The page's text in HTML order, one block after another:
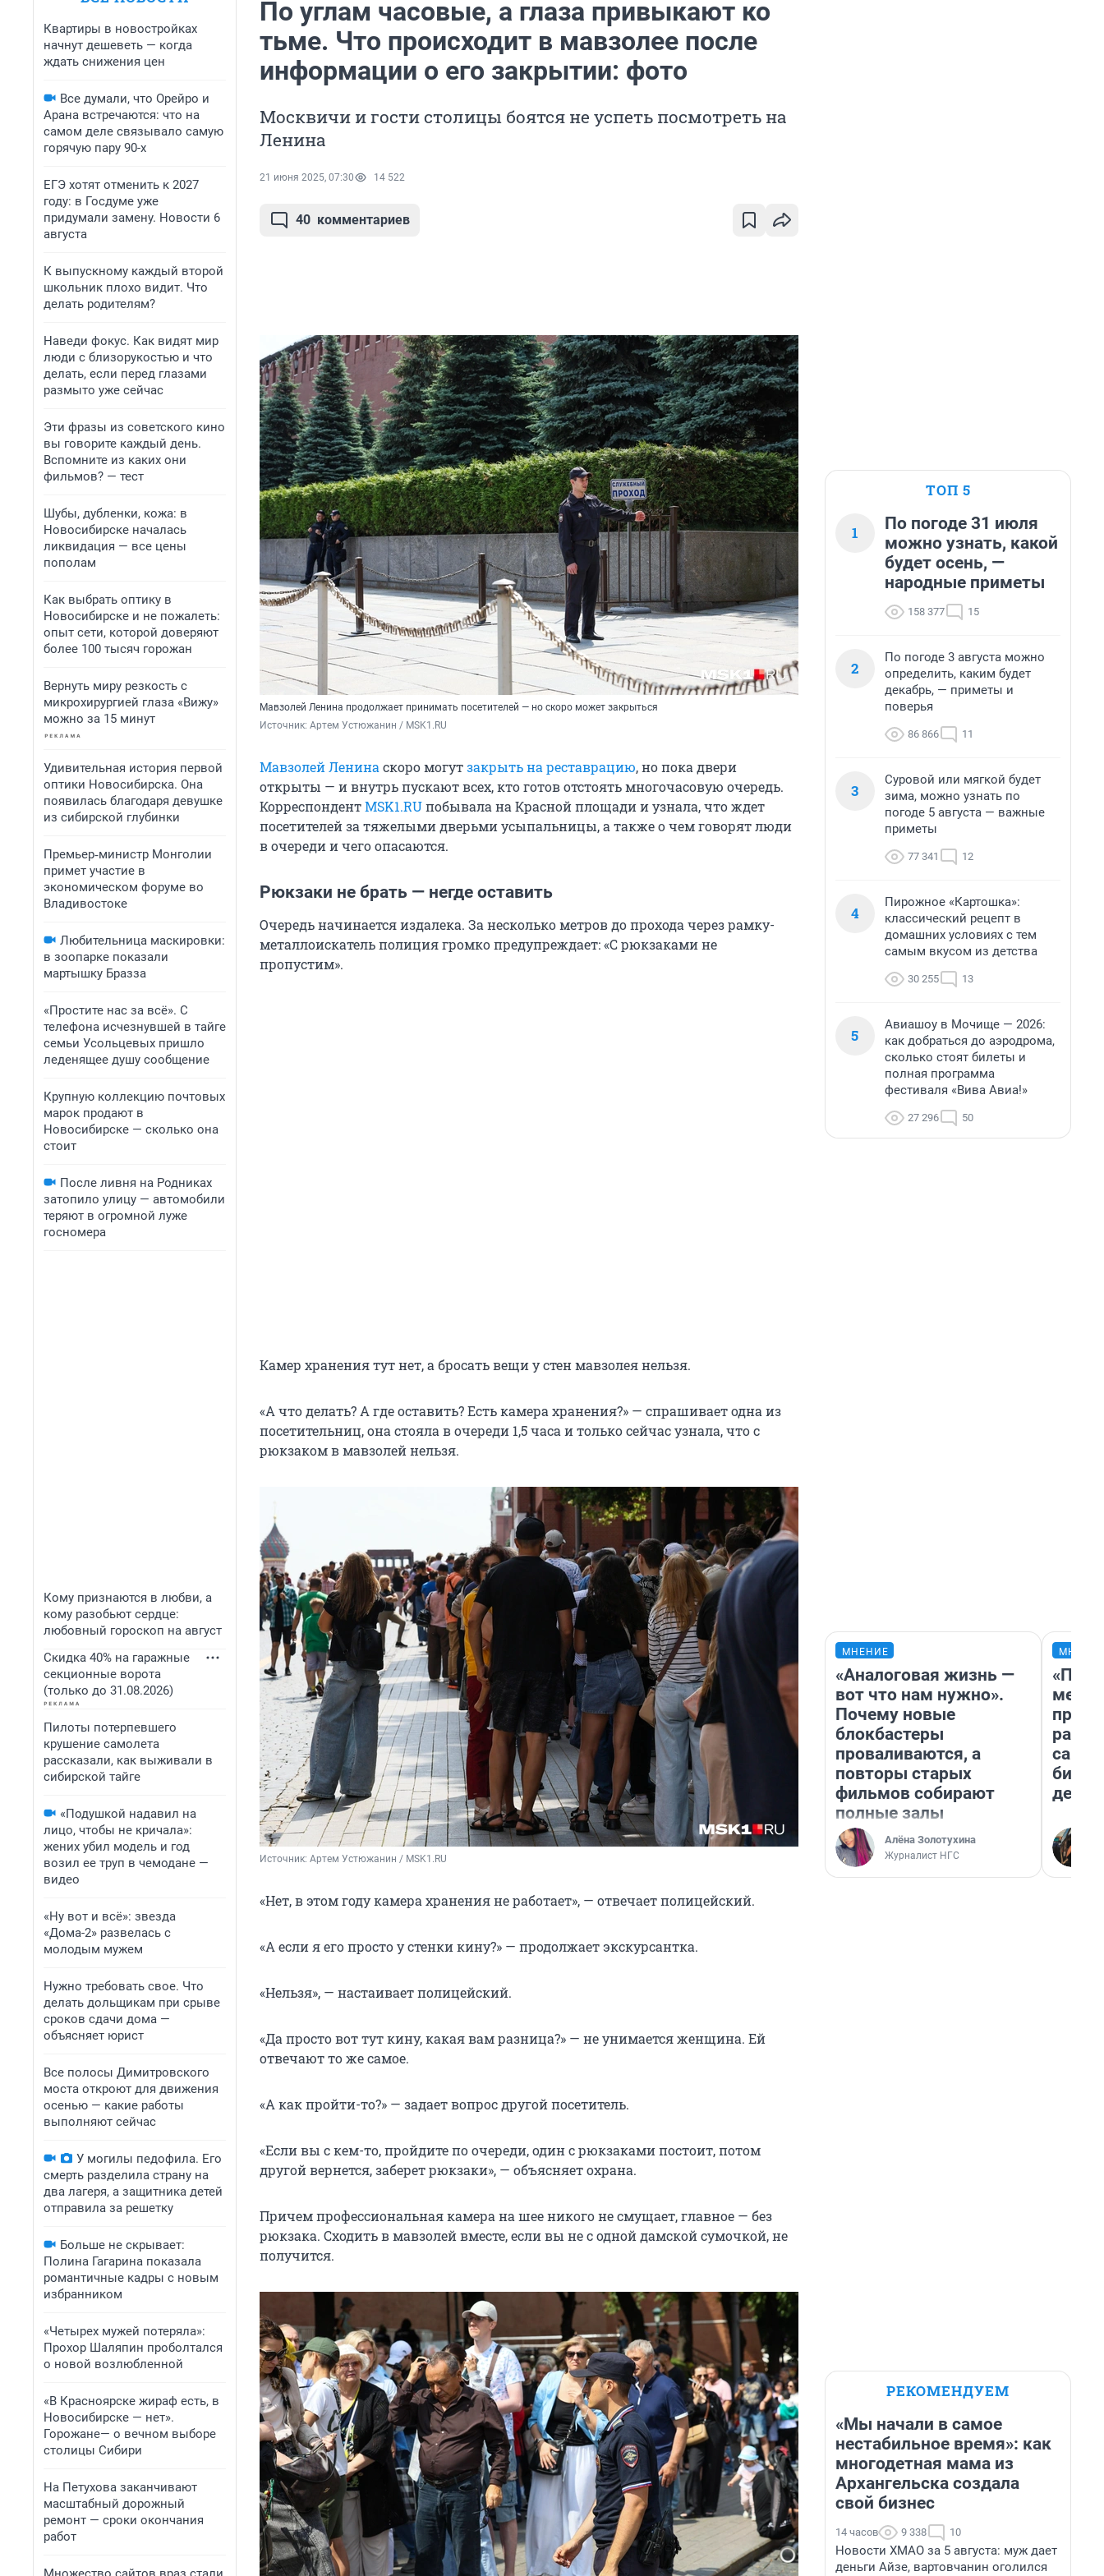
Квартиры в новостройках
начнут дешеветь — когда
ждать снижения цен
Все думали, что Орейро и
Арана встречаются: что на
самом деле связывало самую
горячую пару 90-х
ЕГЭ хотят отменить к 2027
году: в Госдуме уже
придумали замену. Новости 6
августа
К выпускному каждый второй
школьник плохо видит. Что
делать родителям?
Наведи фокус. Как видят мир
люди с близорукостью и что
делать, если перед глазами
размыто уже сейчас
Эти фразы из советского кино
вы говорите каждый день.
Вспомните из каких они
фильмов? — тест
Шубы, дубленки, кожа: в
Новосибирске началась
ликвидация — все цены
пополам
Как выбрать оптику в
Новосибирске и не пожалеть:
опыт сети, которой доверяют
более 100 тысяч горожан
Вернуть миру резкость с
микрохирургией глаза «Вижу»
можно за 15 минут
Удивительная история первой
оптики Новосибирска. Она
появилась благодаря девушке
из сибирской глубинки
Премьер‑министр Монголии
примет участие в
экономическом форуме во
Владивостоке
Любительница маскировки:
в зоопарке показали
мартышку Бразза
«Простите нас за всё». С
телефона исчезнувшей в тайге
семьи Усольцевых пришло
леденящее душу сообщение
Крупную коллекцию почтовых
марок продают в
Новосибирске — сколько она
стоит
После ливня на Родниках
затопило улицу — автомобили
теряют в огромной луже
госномера
Кому признаются в любви, а
кому разобьют сердце:
любовный гороскоп на август
Скидка 40% на гаражные
секционные ворота
(только до 31.08.2026)
Пилоты потерпевшего
крушение самолета
рассказали, как выживали в
сибирской тайге
«Подушкой надавил на
лицо, чтобы не кричала»:
жених убил модель и год
возил ее труп в чемодане —
видео
«Ну вот и всё»: звезда
«Дома-2» развелась с
молодым мужем
Нужно требовать свое. Что
делать дольщикам при срыве
сроков сдачи дома —
объясняет юрист
Все полосы Димитровского
моста откроют для движения
осенью — какие работы
выполняют сейчас
У могилы педофила. Его
смерть разделила страну на
два лагеря, а защитника детей
отправила за решетку
Больше не скрывает:
Полина Гагарина показала
романтичные кадры с новым
избранником
«Четырех мужей потеряла»:
Прохор Шаляпин проболтался
о новой возлюбленной
«В Красноярске жираф есть, в
Новосибирске — нет».
Горожане— о вечном выборе
столицы Сибири
На Петухова заканчивают
масштабный дорожный
ремонт — сроки окончания
работ
По углам часовые, а глаза привыкают ко
тьме. Что происходит в мавзолее после
информации о его закрытии: фото
Москвичи и гости столицы боятся не успеть посмотреть на
Ленина
21 июня 2025, 07:30 14 522
40 комментариев
Мавзолей Ленина продолжает принимать посетителей — но скоро может закрыться
Источник: Артем Устюжанин / MSK1.RU
Мавзолей Ленина скоро могутзакрыть на реставрацию, но пока двери
открыты — и внутрь пускают всех, кто готов отстоять многочасовую очередь.
КорреспондентMSK1.RUпобывала на Красной площади и узнала, что ждет
посетителей за тяжелыми дверьми усыпальницы, а также о чем говорят люди
в очереди и чего опасаются.
Рюкзаки не брать — негде оставить
Очередь начинается издалека. За несколько метров до прохода через рамку-
металлоискатель полиция громко предупреждает: «С рюкзаками не
пропустим».
Камер хранения тут нет, а бросать вещи у стен мавзолея нельзя.
«А что делать? А где оставить? Есть камера хранения?» — спрашивает одна из
посетительниц, она стояла в очереди 1,5 часа и только сейчас узнала, что с
рюкзаком в мавзолей нельзя.
Источник: Артем Устюжанин / MSK1.RU
«Нет, в этом году камера хранения не работает», — отвечает полицейский.
«А если я его просто у стенки кину?» — продолжает экскурсантка.
«Нельзя», — настаивает полицейский.
«Да просто вот тут кину, какая вам разница?» — не унимается женщина. Ей
отвечают то же самое.
«А как пройти-то?» — задает вопрос другой посетитель.
«Если вы с кем-то, пройдите по очереди, один с рюкзаками постоит, потом
другой вернется, заберет рюкзаки», — объясняет охрана.
Причем профессиональная камера на шее никого не смущает, главное — без
рюкзака. Сходить в мавзолей вместе, если вы не с одной дамской сумочкой, не
получится.
ТОП 5
1
По погоде 31 июля
можно узнать, какой
будет осень, —
народные приметы
158 377 15
2
По погоде 3 августа можно
определить, каким будет
декабрь, — приметы и
поверья
86 866 11
3
Суровой или мягкой будет
зима, можно узнать по
погоде 5 августа — важные
приметы
77 341 12
4
Пирожное «Картошка»:
классический рецепт в
домашних условиях с тем
самым вкусом из детства
30 255 13
5
Авиашоу в Мочище — 2026:
как добраться до аэродрома,
сколько стоят билеты и
полная программа
фестиваля «Вива Авиа!»
27 296 50
МНЕНИЕ
«Аналоговая жизнь —
вот что нам нужно».
Почему новые
блокбастеры
проваливаются, а
повторы старых
фильмов собирают
полные залы
Алёна Золотухина
Журналист НГС
РЕКОМЕНДУЕМ
«Мы начали в самое
нестабильное время»: как
многодетная мама из
Архангельска создала
свой бизнес
14 часов 9 338 10
Новости ХМАО за 5 августа: муж дает
деньги Айзе, вартовчанин оголился